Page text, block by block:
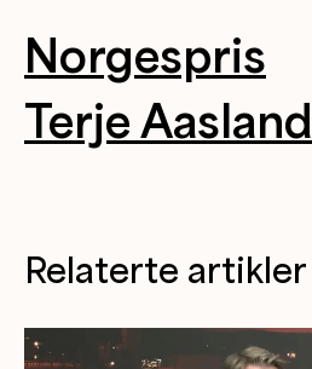
Norgespris
Terje Aasland
Relaterte artikler